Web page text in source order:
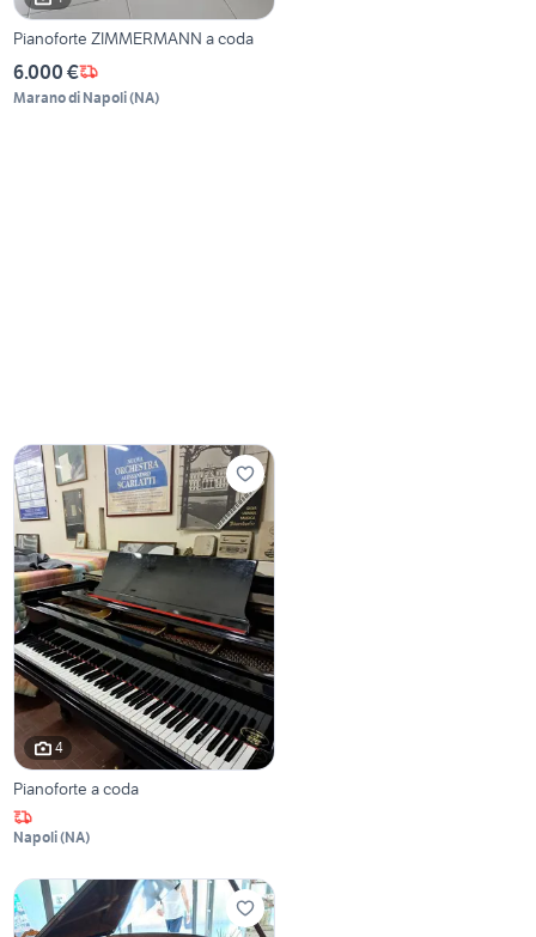
Pianoforte ZIMMERMANN a coda
6.000 €
Marano di Napoli(NA)
4
Pianoforte a coda
Napoli(NA)